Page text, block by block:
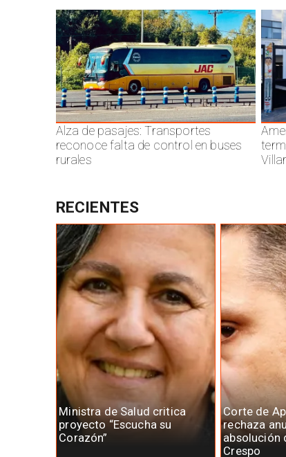
Alza de pasajes: Transportes
reconoce falta de control en buses
rurales
Ministra de Salud critica
proyecto “Escucha su
Corazón”
Corte de
rechaza
absolución
Crespo
RECIENTES